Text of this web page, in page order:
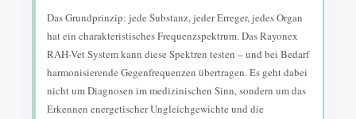
Das Grundprinzip: jede Substanz, jeder Erreger, jedes Organ
hat ein charakteristisches Frequenzspektrum. Das Rayonex
RAH-Vet System kann diese Spektren testen – und bei Bedarf
harmonisierende Gegenfrequenzen übertragen. Es geht dabei
nicht um Diagnosen im medizinischen Sinn, sondern um das
Erkennen energetischer Ungleichgewichte und die